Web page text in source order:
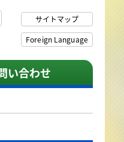
サイトマップ
Foreign Language
い合わせ